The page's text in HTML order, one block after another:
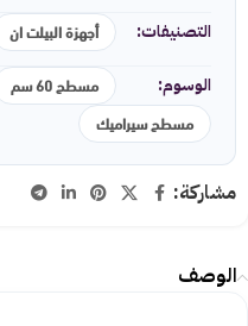
التصنيفات: أجهزة البيلت ان
الوسوم: مسطح 60 سم
مسطح سيراميك
مشاركة:
الوصف